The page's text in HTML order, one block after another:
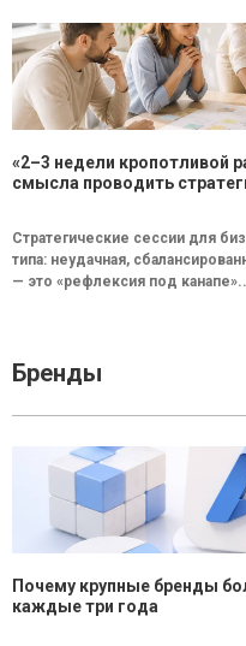
«2–3 недели кропотливой
смысла проводить
Стратегические сессии для
типа: неудачная,
— это «рефлексия под
Бренды
Почему крупные бренды
каждые три года